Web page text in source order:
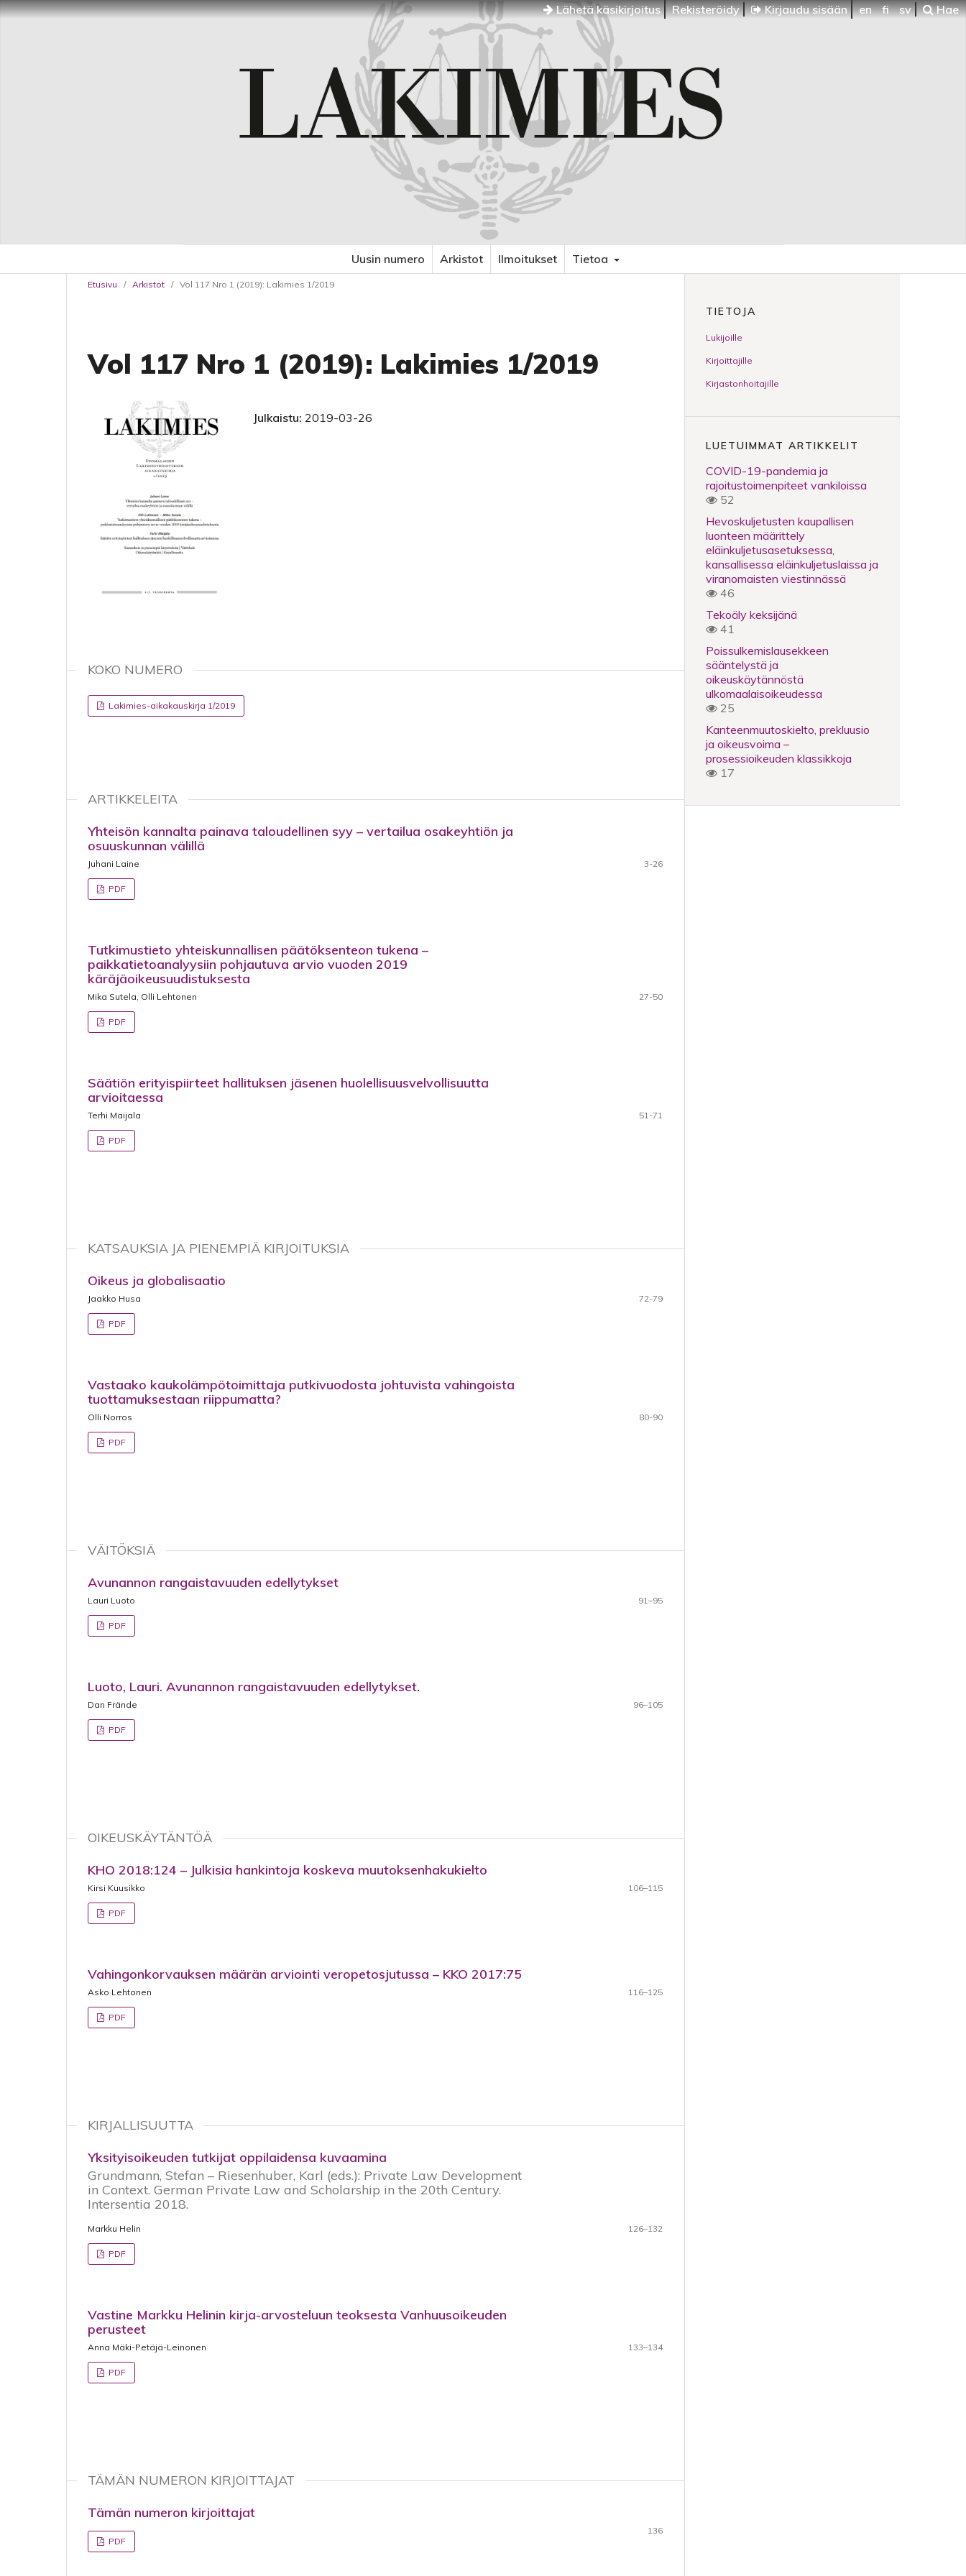
Lähetä käsikirjoitus Rekisteröidy Kirjaudu sisään en fi sv Hae
Uusin numero Arkistot Ilmoitukset Tietoa
Etusivu / Arkistot / Vol 117 Nro 1 (2019): Lakimies 1/2019
Vol 117 Nro 1 (2019): Lakimies 1/2019
Julkaistu: 2019-03-26
KOKO NUMERO
Lakimies-aikakauskirja 1/2019
ARTIKKELEITA
Yhteisön kannalta painava taloudellinen syy – vertailua osakeyhtiön ja
osuuskunnan välillä
Juhani Laine 3-26
PDF
Tutkimustieto yhteiskunnallisen päätöksenteon tukena –
paikkatietoanalyysiin pohjautuva arvio vuoden 2019
käräjäoikeusuudistuksesta
Mika Sutela, Olli Lehtonen 27-50
PDF
Säätiön erityispiirteet hallituksen jäsenen huolellisuusvelvollisuutta
arvioitaessa
Terhi Maijala 51-71
PDF
KATSAUKSIA JA PIENEMPIÄ KIRJOITUKSIA
Oikeus ja globalisaatio
Jaakko Husa 72-79
PDF
Vastaako kaukolämpötoimittaja putkivuodosta johtuvista vahingoista
tuottamuksestaan riippumatta?
Olli Norros 80-90
PDF
VÄITÖKSIÄ
Avunannon rangaistavuuden edellytykset
Lauri Luoto 91–95
PDF
Luoto, Lauri. Avunannon rangaistavuuden edellytykset.
Dan Frände 96–105
PDF
OIKEUSKÄYTÄNTÖÄ
KHO 2018:124 – Julkisia hankintoja koskeva muutoksenhakukielto
Kirsi Kuusikko 106–115
PDF
Vahingonkorvauksen määrän arviointi veropetosjutussa – KKO 2017:75
Asko Lehtonen 116–125
PDF
KIRJALLISUUTTA
Yksityisoikeuden tutkijat oppilaidensa kuvaamina
Grundmann, Stefan – Riesenhuber, Karl (eds.): Private Law Development
in Context. German Private Law and Scholarship in the 20th Century.
Intersentia 2018.
Markku Helin 126–132
PDF
Vastine Markku Helinin kirja-arvosteluun teoksesta Vanhuusoikeuden
perusteet
Anna Mäki-Petäjä-Leinonen 133–134
PDF
TÄMÄN NUMERON KIRJOITTAJAT
Tämän numeron kirjoittajat
136
PDF
TIETOJA
Lukijoille
Kirjoittajille
Kirjastonhoitajille
LUETUIMMAT ARTIKKELIT
COVID-19-pandemia ja
rajoitustoimenpiteet vankiloissa
52
Hevoskuljetusten kaupallisen
luonteen määrittely
eläinkuljetusasetuksessa,
kansallisessa eläinkuljetuslaissa ja
viranomaisten viestinnässä
46
Tekoäly keksijänä
41
Poissulkemislausekkeen
sääntelystä ja
oikeuskäytännöstä
ulkomaalaisoikeudessa
25
Kanteenmuutoskielto, prekluusio
ja oikeusvoima –
prosessioikeuden klassikkoja
17